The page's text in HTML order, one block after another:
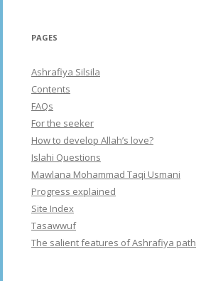
PAGES
Ashrafiya Silsila
Contents
FAQs
For the seeker
How to develop Allah’s love?
Islahi Questions
Mawlana Mohammad Taqi Usmani
Progress explained
Site Index
Tasawwuf
The salient features of Ashrafiya path